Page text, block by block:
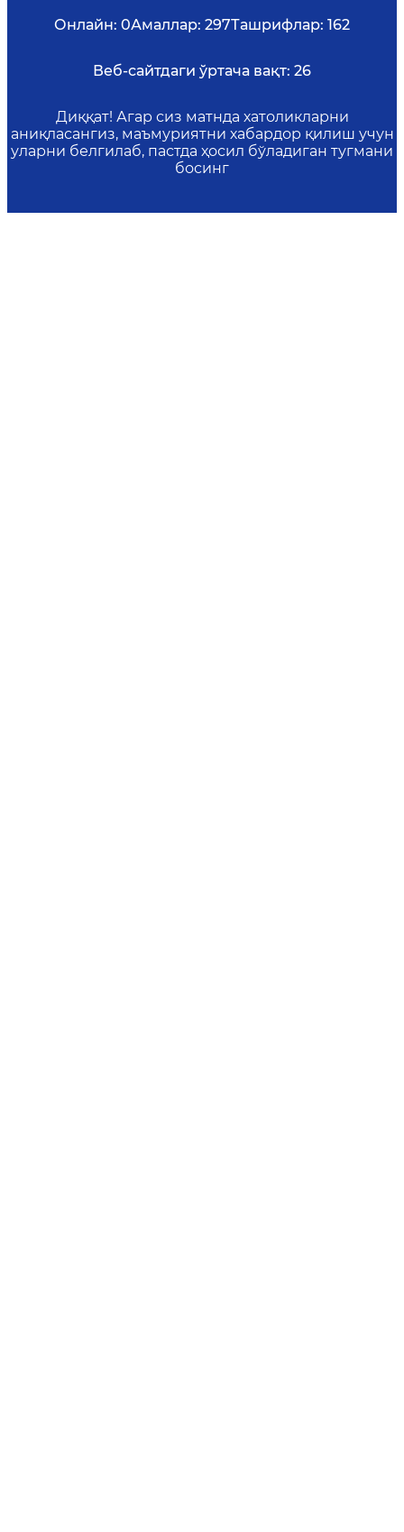
Онлайн: 0Амаллар: 297Ташрифлар: 162
Веб-сайтдаги ўртача вақт: 26
Диққат! Агар сиз матнда хатоликларни
аниқласангиз, маъмуриятни хабардор қилиш учун
уларни белгилаб, пастда ҳосил бўладиган тугмани
босинг